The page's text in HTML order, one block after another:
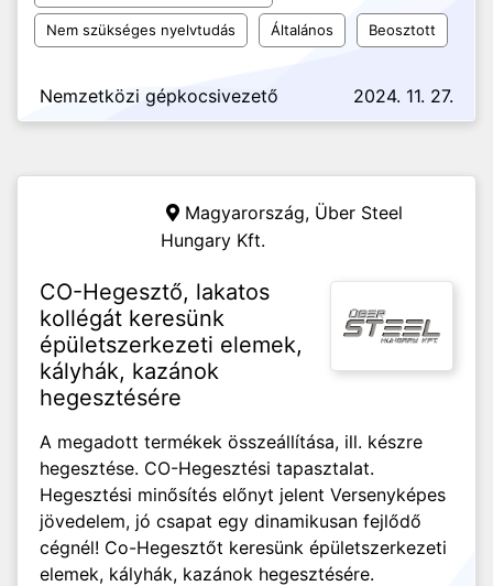
Nem szükséges nyelvtudás Általános Beosztott
Nemzetközi gépkocsivezető 2024. 11. 27.
Magyarország, Über Steel
Hungary Kft.
CO-Hegesztő, lakatos
kollégát keresünk
épületszerkezeti elemek,
kályhák, kazánok
hegesztésére
A megadott termékek összeállítása, ill. készre
hegesztése. CO-Hegesztési tapasztalat.
Hegesztési minősítés előnyt jelent Versenyképes
jövedelem, jó csapat egy dinamikusan fejlődő
cégnél! Co-Hegesztőt keresünk épületszerkezeti
elemek, kályhák, kazánok hegesztésére.